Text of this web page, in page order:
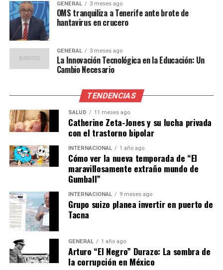
Opiniones Expertas
El Dr. Javier Martínez, experto en tecnología agrícola,
señala que“la integración de estas tecnologías no
solo mejora la eficiencia, sino que también permite a
los agricultores tomar decisiones más informadas
Además, la ministra de Agricultura, Pesca y
Alimentación, ha declarado que el gobierno está
comprometido a apoyar la digitalización del sector
agrícola, proporcionando subsidios y formación para
facilitar la transición tecnológica.
Retos y Oportunidades Futuras
A pesar de los beneficios, la transición a una agricultura
más tecnológica no está exenta de desafíos. La inversión
inicial en tecnología puede ser prohibitiva para algunos
agricultores, y existe una curva de aprendizaje
significativa asociada con la adopción de nuevas
herramientas.
GENERAL 3 meses ago
OMS tranquiliza a Tenerife ante brote de
hantavirus en crucero
GENERAL 3 meses ago
La Innovación Tecnológica en la Educación: Un
Cambio Necesario
TENDENCIAS
SALUD 11 meses ago
Catherine Zeta-Jones y su lucha privada
con el trastorno bipolar
INTERNACIONAL 1 año ago
Cómo ver la nueva temporada de “El
maravillosamente extraño mundo de
Gumball”
INTERNACIONAL 9 meses ago
Grupo suizo planea invertir en puerto de
Tacna
GENERAL 1 año ago
Arturo “El Negro” Durazo: La sombra de
la corrupción en México